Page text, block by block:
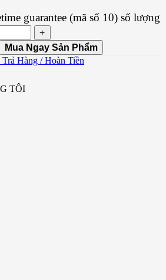
Hàng / Hoàn Tiền
TÔI